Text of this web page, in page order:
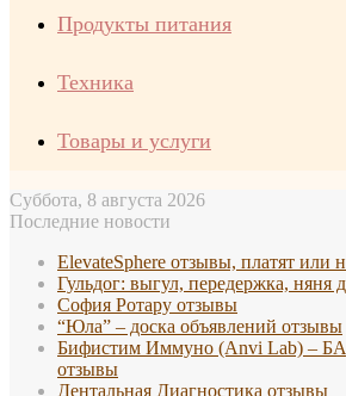
Продукты питания
Техника
Товары и услуги
Суббота, 8 августа 2026
Последние новости
ElevateSphere отзывы, платят или
Гульдог: выгул, передержка, няня
София Ротару отзывы
“Юла” – доска объявлений отзывы
Бифистим Иммуно (Anvi Lab) –
отзывы
Дентальная Диагностика отзывы